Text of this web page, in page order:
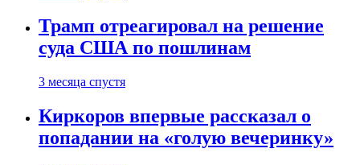
Трамп отреагировал на решение
суда США по пошлинам
3 месяца спустя
Киркоров впервые рассказал о
попадании на «голую вечеринку»